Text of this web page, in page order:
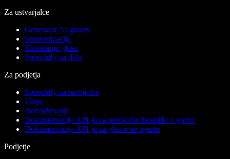
Za ustvarjalce
Generator AI glasov
Sinhronizacija
Kloniranje glasu
Speechify za delo
Za podjetja
Speechify za razvijalce
Ekipe
Izobraževanje
Dokumentacija API-ja za pretvorbo besedila v govor
Dokumentacija API-ja za glasovne agente
Podjetje